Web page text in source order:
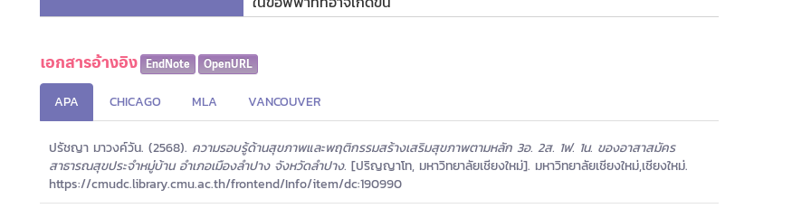
เอกสารอ้างอิง EndNote OpenURL
APA CHICAGO MLA VANCOUVER
ปรัชญา มาวงค์วัน. (2568). ความรอบรู้ด้านสุขภาพและพฤติกรรมสร้างเสริมสุขภาพตามหลัก 3อ. 2ส. 1ฟ. 1น. ของอาสาสมัคร
สาธารณสุขประจำหมู่บ้าน อำเภอเมืองลำปาง จังหวัดลำปาง. [ปริญญาโท, มหาวิทยาลัยเชียงใหม่]. มหาวิทยาลัยเชียงใหม่,เชียงใหม่.
https://cmudc.library.cmu.ac.th/frontend/Info/item/dc:190990